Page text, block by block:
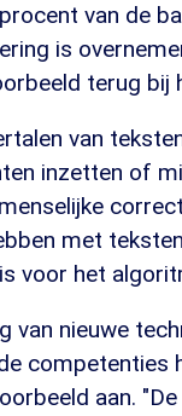
van de
is
terug bij
van
inzetten of
met
voor het
van nieuwe
competenties
aan.